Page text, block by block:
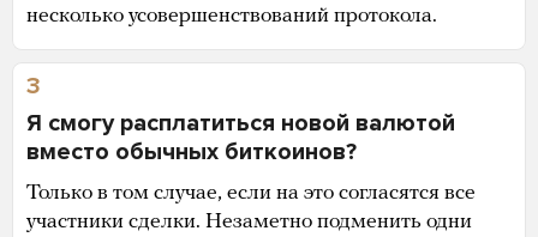
несколько усовершенствований протокола.
3
Я смогу расплатиться новой валютой
вместо обычных биткоинов?
Только в том случае, если на это согласятся все
участники сделки. Незаметно подменить одни